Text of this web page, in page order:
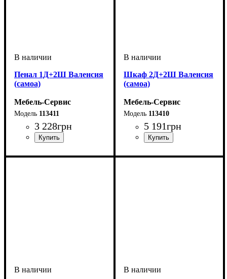
Пенал 1Д+2Ш Валенсия
(самоа)
Мебель-Сервис
113411
3 228грн
Шкаф 2Д+2Ш Валенсия
(самоа)
Мебель-Сервис
113410
5 191грн